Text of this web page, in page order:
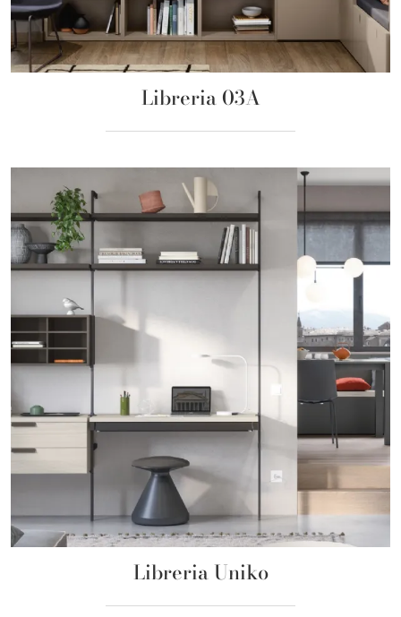
Libreria 03A
Libreria Uniko